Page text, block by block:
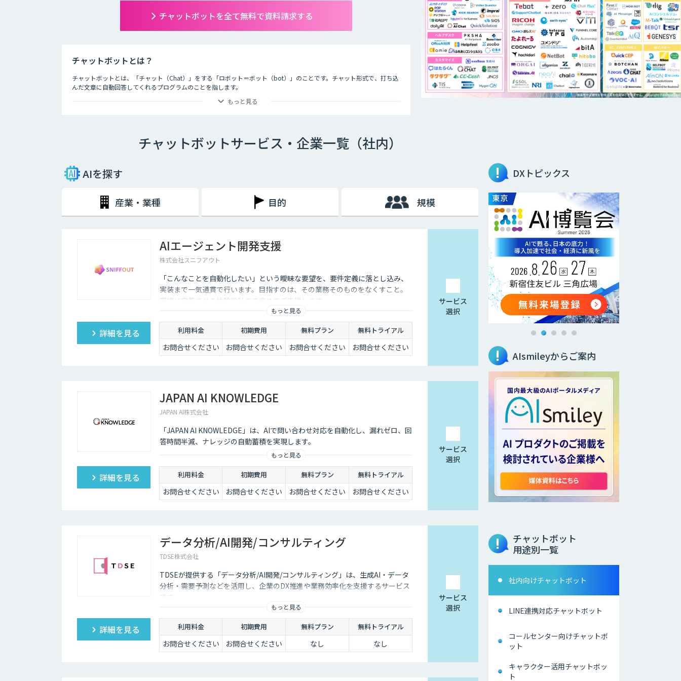
チャットボットを全て無料で資料請求する
チャットボットとは？
チャットボットとは、「チャット（Chat）」をする「ロボット＝ボット（bot）」のことです。チャット形式で、打ち込
んだ文章に自動回答してくれるプログラムのことを指します。
チャットボットは、大きく分けると「AI型」と「シナリオ型」という2つの種類が存在します。
「機械学習型」といわれる仕組みを採用したチャットボットで、文章全体の意味を理解した上で回答を返すことができる
という特徴を持っています。また、機械学習型の場合、過去のデータを蓄積して学習していくため、その学習を重ねるご
・シナリオ型チャットボットの特徴
シナリオ型チャットボットにはAIが搭載されていないため、「Aという単語が含まれていたらBを返答する」といったル
ールを人間が事前に設定しておかなければなりません。また、AI型のように学習を重ねていくわけでもないため、不適切
な返答が行われてしまう場合には、担当者が自ら修正を行う必要があります。
チャットボットを導入することで得られる最大のメリットは、24時間365日対応できるという点です。スマートフォンの
普及に伴い、ユーザーはいつでもインターネット検索を行えるようになりました。そのため現在は、深夜に「この商品に
ついてもっと詳しく知りたい」と思い立つケースも少なくないのです。
もつなげていくことができます。低コストで問い合わせ対応の環境を整えられるという点は大きなメリットといえるでし
ょう。
・問い合わせ対応を効率化できる
問い合わせの窓口が電話やメールのみの場合、問い合わせというアクションを面倒に感じてしまい、離脱してしまうユー
ザーも少なくありません。その点、チャットボットであれば普段の友人とのチャットと同じ感覚で質問することができま
す。また、「相手がロボット」という認識があるため、ユーザーもより気軽に問い合わせを行うことができるのです。
チャットボットは多種多様な業界で導入されており、様々なメリットをもたらす存在です。近年は人手不足が深刻化して
いるため、多くの企業にとってチャットボットを活用して業務効率化するべく導入が進んでおります。
もっと見る
チャットボットサービス・企業一覧（社内）
AIを探す
産業・業種 目的 規模
AIエージェント開発支援
株式会社スニフアウト
「こんなことを自動化したい」という曖昧な要望を、要件定義に落とし込み、
実装まで一気通貫で行います。目指すのは、その業務そのものをなくすこと。
現場に定着させる体験設計まで含めてご支援します。
もっと見る
詳細を見る 利用料金 初期費用 無料プラン 無料トライアル
お問合せください お問合せください お問合せください お問合せください
サービス
選択
JAPAN AI KNOWLEDGE
JAPAN AI株式会社
「JAPAN AI KNOWLEDGE」は、AIで問い合わせ対応を自動化し、漏れゼロ、回
答時間半減、ナレッジの自動蓄積を実現します。
もっと見る
詳細を見る 利用料金 初期費用 無料プラン 無料トライアル
お問合せください お問合せください お問合せください お問合せください
サービス
選択
データ分析/AI開発/コンサルティング
TDSE株式会社
TDSEが提供する「データ分析/AI開発/コンサルティング」は、生成AI・データ
分析・需要予測などを活用し、企業のDX推進や業務効率化を支援するサービス
です。
もっと見る
詳細を見る 利用料金 初期費用 無料プラン 無料トライアル
お問合せください お問合せください なし なし
サービス
選択
DXトピックス
AIsmileyからご案内
チャットボット
用途別一覧
社内向けチャットボット
LINE連携対応チャットボット
コールセンター向けチャットボ
ット
キャラクター活用チャットボッ
ト